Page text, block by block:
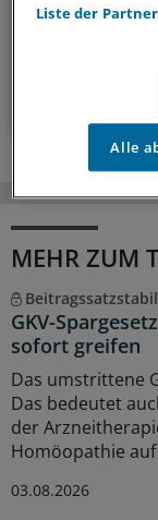
MEHR ZUM
GKV-
sofort greifen
Das umstrittene
Das bedeutet
der
Homöopathie
03.08.2026
Liste der
Alle